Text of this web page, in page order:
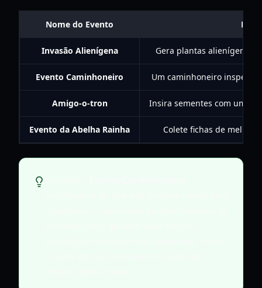
Nome do Evento
Invasão Alienígena Gera plantas alienígenas
Evento Caminhoneiro Um caminhoneiro
Amigo-o-tron Insira sementes com um
Evento da Abelha Rainha Colete fichas de mel